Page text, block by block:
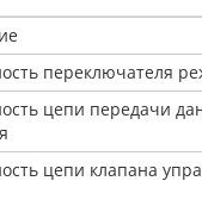
переключателя
цепи передачи
цепи клапана